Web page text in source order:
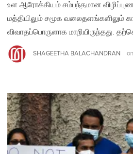
உள ஆரோக்கியம் சம்பந்தமான
மத்தியிலும் சமூக வலைதளங்களிலும்
விவாதப்பொருளாக மாறியிருந்தது.
SHAGEETHA BALACHANDRAN on